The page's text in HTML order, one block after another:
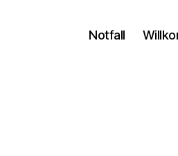
Notfall